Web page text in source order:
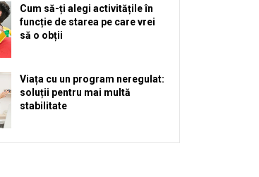
Cum să-ți alegi activitățile în
funcție de starea pe care vrei
să o obții
Viața cu un program neregulat:
soluții pentru mai multă
stabilitate